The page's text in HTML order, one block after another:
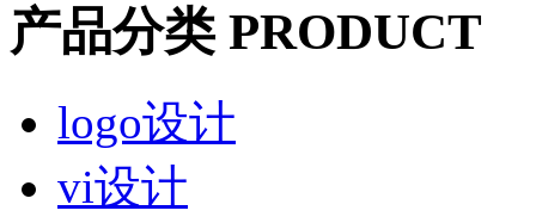
产品分类 PRODUCT
logo设计
vi设计